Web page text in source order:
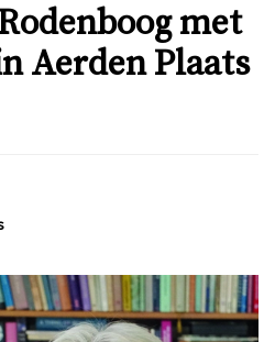
met
Aerden Plaats